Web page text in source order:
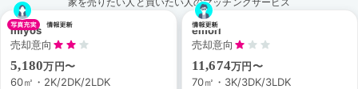
家を売りたい人と買いたい人のマッチングサービス
miyos
売却意向
5,180万円〜
60㎡・2K/2DK/2LDK
emori
売却意向
11,674万円〜
70㎡・3K/3DK/3LDK